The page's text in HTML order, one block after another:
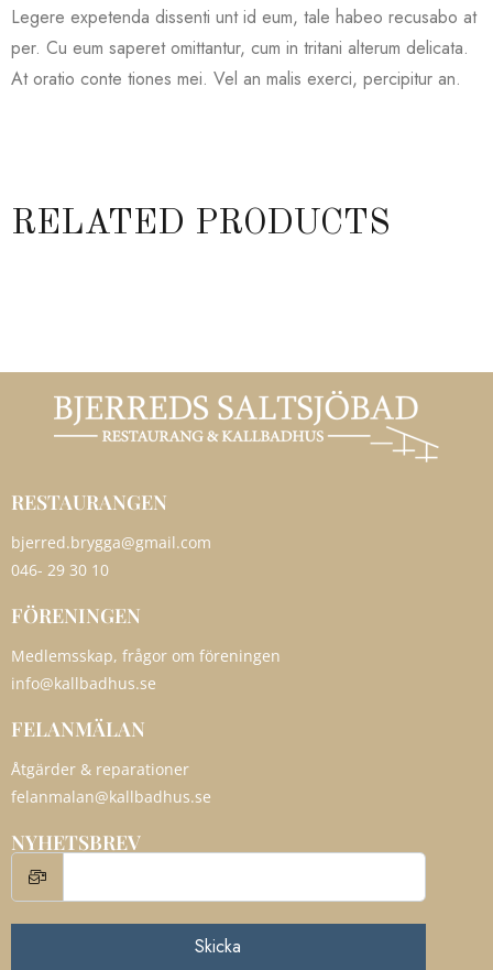
Legere expetenda dissenti unt id eum, tale habeo recusabo at
per. Cu eum saperet omittantur, cum in tritani alterum delicata.
At oratio conte tiones mei. Vel an malis exerci, percipitur an.
RELATED PRODUCTS
RESTAURANGEN
bjerred.brygga@gmail.com
046- 29 30 10
FÖRENINGEN
Medlemsskap, frågor om föreningen
info@kallbadhus.se
FELANMÄLAN
Åtgärder & reparationer
felanmalan@kallbadhus.se
NYHETSBREV
Skicka